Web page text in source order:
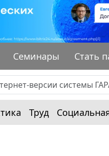
Семинары Стать
Труд